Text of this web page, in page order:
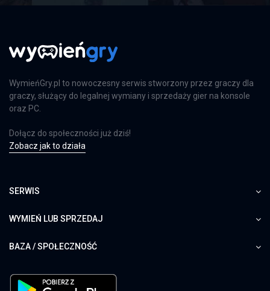
WymieńGry.pl to nowoczesny serwis stworzony przez graczy dla
graczy, służący do legalnej wymiany i sprzedaży gier na konsole
oraz PC.
Dołącz do społeczności już dziś!
Zobacz jak to działa
SERWIS
WYMIEŃ LUB SPRZEDAJ
BAZA / SPOŁECZNOŚĆ